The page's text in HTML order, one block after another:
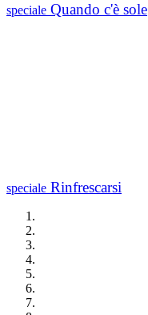
speciale Quando c'è sole
speciale Rinfrescarsi